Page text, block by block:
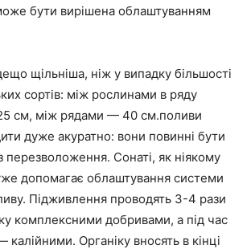
бути вирішена облаштуванням
щільніша, ніж у випадку більшості
сортів: між рослинами в ряду
25 см, між рядами — 40 см.поливи
дуже акуратно: вони повинні бути
перезволоження. Сонаті, як ніякому
допомагає облаштування системи
Підживлення проводять 3-4 рази
комплексними добривами, а під час
калійними. Органіку вносять в кінці